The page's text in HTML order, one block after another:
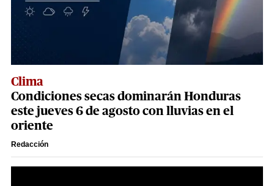
Clima
Condiciones secas dominarán Honduras
este jueves 6 de agosto con lluvias en el
oriente
Redacción